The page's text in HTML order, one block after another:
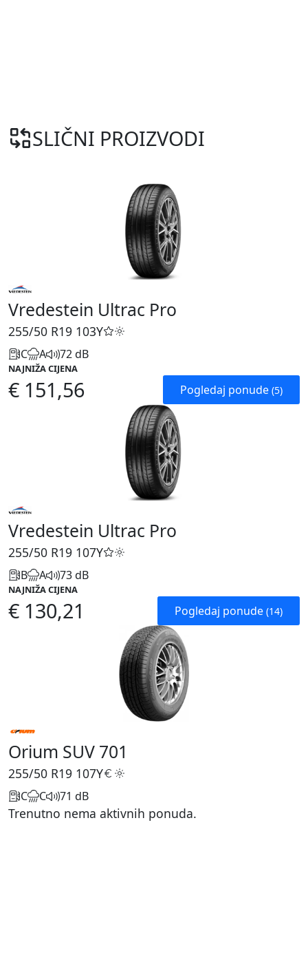
SLIČNI PROIZVODI
Vredestein Ultrac Pro
255/50 R19 103Y
C A 72 dB
NAJNIŽA CIJENA
€ 151,56 Pogledaj ponude (5)
Vredestein Ultrac Pro
255/50 R19 107Y
B A 73 dB
NAJNIŽA CIJENA
€ 130,21 Pogledaj ponude (14)
Orium SUV 701
255/50 R19 107Y
C C 71 dB
Trenutno nema aktivnih ponuda.